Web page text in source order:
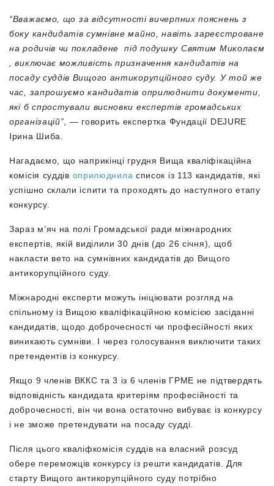
“Вважаємо, що за відсутності вичерпних пояснень з
боку кандидатів сумнівне майно, навіть зареєстроване
на родичів чи покладене під подушку Святим Миколаєм
, виключає можливість призначення кандидатів на
посаду суддів Вищого антикорупційного суду. У той же
час, запрошуємо кандидатів оприлюднити документи,
які б спростували висновки експертів громадських
організацій” , — говорить експертка Фундації DEJURE
Ірина Шиба.
Нагадаємо, що наприкінці грудня Вища кваліфікаційна
комісія суддів оприлюднила список із 113 кандидатів, які
успішно склали іспити та проходять до наступного етапу
конкурсу.
Зараз м’яч на полі Громадської ради міжнародних
експертів, якій виділили 30 днів (до 26 січня), щоб
накласти вето на сумнівних кандидатів до Вищого
антикорупційного суду.
Міжнародні експерти можуть ініціювати розгляд на
спільному із Вищою кваліфікаційною комісією засіданні
кандидатів, щодо доброчесності чи професійності яких
виникають сумніви. І через голосування виключити таких
претендентів із конкурсу.
Якщо 9 членів ВККС та 3 із 6 членів ГРМЕ не підтвердять
відповідність кандидата критеріям професійності та
доброчесності, він чи вона остаточно вибуває із конкурсу
і не зможе претендувати на посаду судді.
Після цього кваліфкомісія суддів на власний розсуд
обере переможців конкурсу із решти кандидатів. Для
старту Вищого антикорупційного суду потрібно